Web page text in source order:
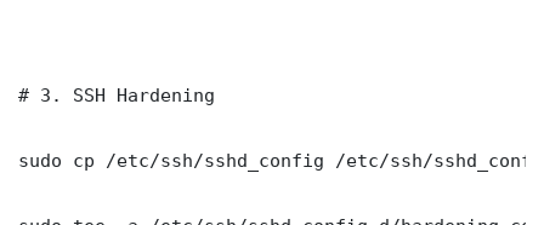
# 3. SSH Hardening
sudo cp /etc/ssh/sshd_config /etc/ssh/